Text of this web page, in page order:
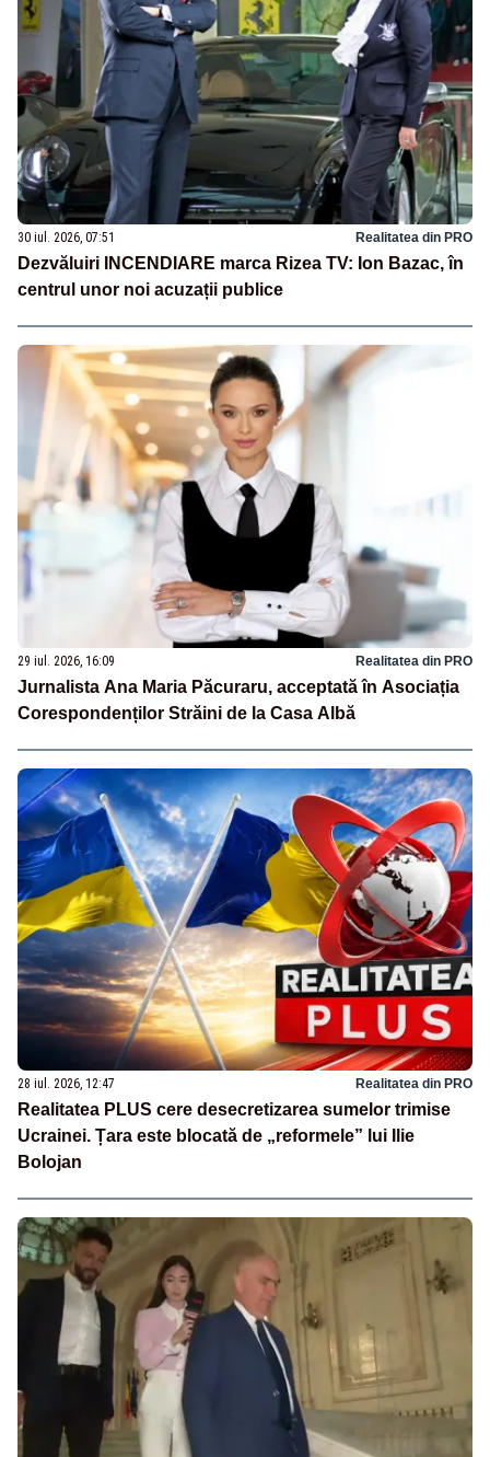
30 iul. 2026, 07:51 Realitatea din PRO
Dezvăluiri INCENDIARE marca Rizea TV: Ion Bazac, în
centrul unor noi acuzații publice
29 iul. 2026, 16:09 Realitatea din PRO
Jurnalista Ana Maria Păcuraru, acceptată în Asociația
Corespondenților Străini de la Casa Albă
28 iul. 2026, 12:47 Realitatea din PRO
Realitatea PLUS cere desecretizarea sumelor trimise
Ucrainei. Țara este blocată de „reformele” lui Ilie
Bolojan